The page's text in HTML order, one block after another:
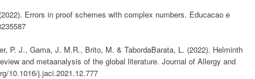
Errors in proof schemes with complex numbers. Educacao e
P. J., Gama, J. M.R., Brito, M. & TabordaBarata, L. (2022). Helminth
and metaanalysis of the global literature. Journal of Allergy and
10.1016/j.jaci.2021.12.777